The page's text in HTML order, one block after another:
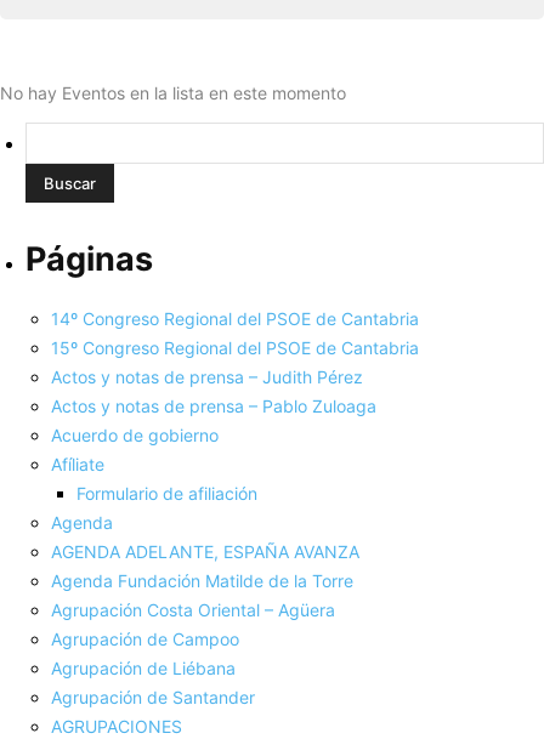
No hay Eventos en la lista en este momento
Páginas
14º Congreso Regional del PSOE de Cantabria
15º Congreso Regional del PSOE de Cantabria
Actos y notas de prensa – Judith Pérez
Actos y notas de prensa – Pablo Zuloaga
Acuerdo de gobierno
Afíliate
Formulario de afiliación
Agenda
AGENDA ADELANTE, ESPAÑA AVANZA
Agenda Fundación Matilde de la Torre
Agrupación Costa Oriental – Agüera
Agrupación de Campoo
Agrupación de Liébana
Agrupación de Santander
AGRUPACIONES